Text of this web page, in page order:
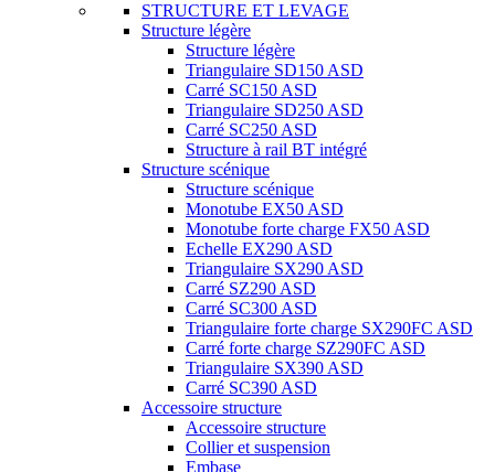
STRUCTURE ET LEVAGE
Structure légère
Structure légère
Triangulaire SD150 ASD
Carré SC150 ASD
Triangulaire SD250 ASD
Carré SC250 ASD
Structure à rail BT intégré
Structure scénique
Structure scénique
Monotube EX50 ASD
Monotube forte charge FX50 ASD
Echelle EX290 ASD
Triangulaire SX290 ASD
Carré SZ290 ASD
Carré SC300 ASD
Triangulaire forte charge SX290FC ASD
Carré forte charge SZ290FC ASD
Triangulaire SX390 ASD
Carré SC390 ASD
Accessoire structure
Accessoire structure
Collier et suspension
Embase